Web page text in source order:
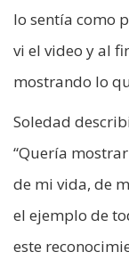
lo sentía como
vi el video y al
mostrando lo
Soledad
“Quería
de mi vida, de
el ejemplo de
este